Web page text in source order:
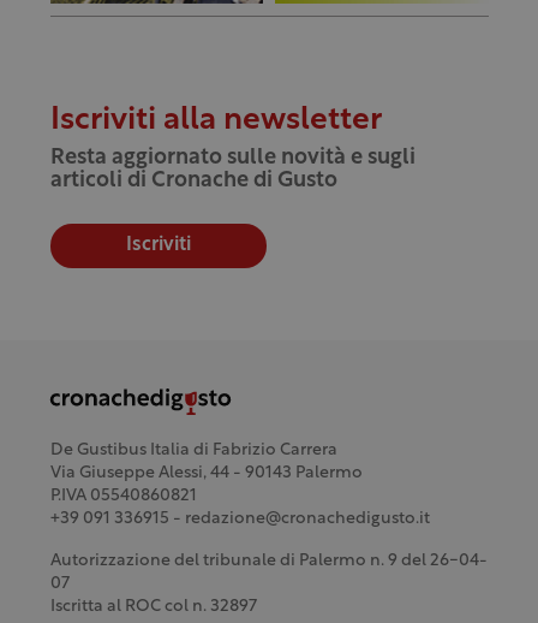
Iscriviti alla newsletter
Resta aggiornato sulle novità e sugli
articoli di Cronache di Gusto
Iscriviti
De Gustibus Italia di Fabrizio Carrera
Via Giuseppe Alessi, 44 - 90143 Palermo
P.IVA 05540860821
+39 091 336915 - redazione@cronachedigusto.it
Autorizzazione del tribunale di Palermo n. 9 del 26-04-
07
Iscritta al ROC col n. 32897